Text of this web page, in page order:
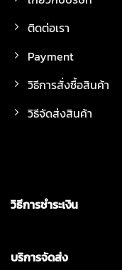
ติดต่อเรา
Payment
วิธีการสั่งซื้อสินค้า
วิธีจัดส่งสินค้า
วิธีการชำระเงิน
บริการจัดส่ง